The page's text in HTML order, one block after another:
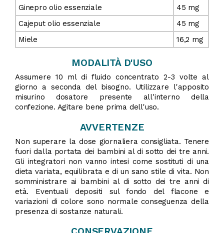
Ginepro olio essenziale
45 mg
Cajeput olio essenziale
45 mg
Miele
16,2 mg
MODALITÀ D'USO
Assumere 10 ml di fluido concentrato 2-3 volte al
giorno a seconda del bisogno. Utilizzare l'apposito
misurino dosatore presente all'interno della
confezione. Agitare bene prima dell'uso.
AVVERTENZE
Non superare la dose giornaliera consigliata. Tenere
fuori dalla portata dei bambini al di sotto dei tre anni.
Gli integratori non vanno intesi come sostituti di una
dieta variata, equilibrata e di un sano stile di vita. Non
somministrare ai bambini al di sotto dei tre anni di
età. Eventuali depositi sul fondo del flacone e
variazioni di colore sono normale conseguenza della
presenza di sostanze naturali.